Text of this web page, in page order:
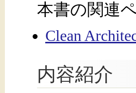
本書の関連
Clean
内容紹介